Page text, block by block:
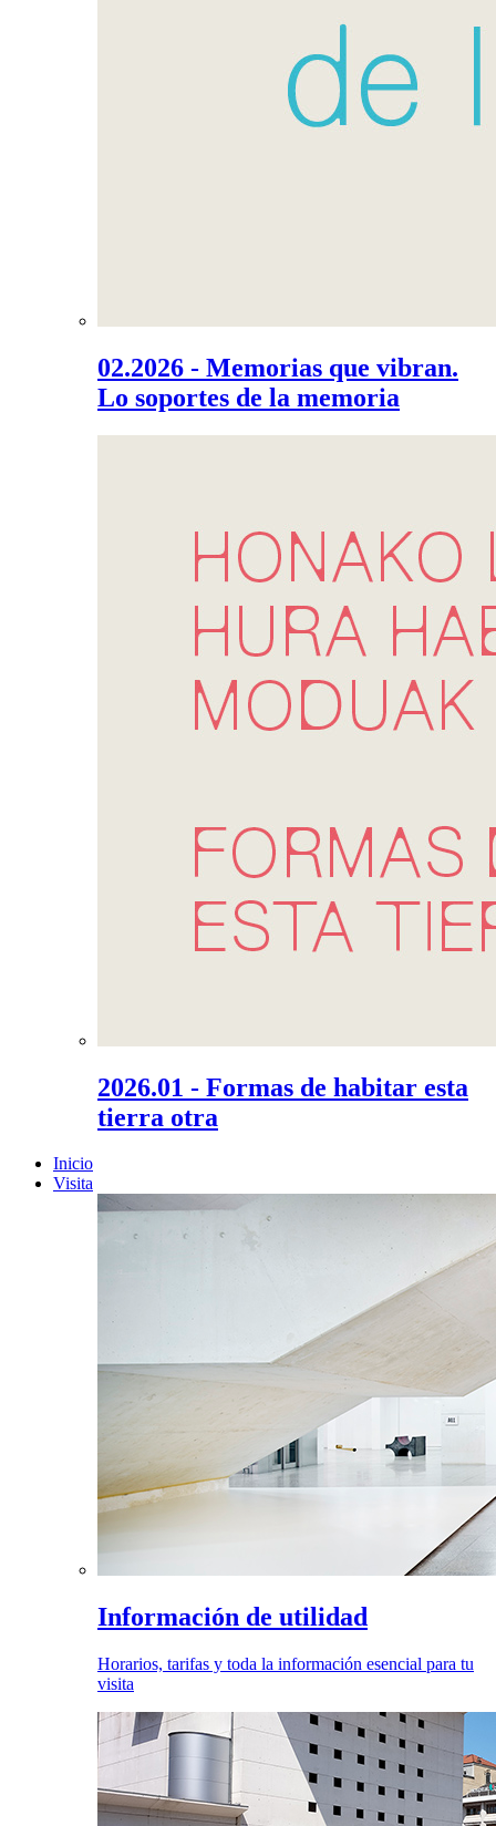
02.2026 - Memorias que vibran.
Lo soportes de la memoria
2026.01 - Formas de habitar esta
tierra otra
Inicio
Visita
Información de utilidad
Horarios, tarifas y toda la información esencial para tu
visita